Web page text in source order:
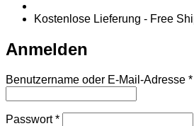
Kostenlose Lieferung - Free
Anmelden
Benutzername oder E-Mail-Adresse *
Passwort*Erforderlich